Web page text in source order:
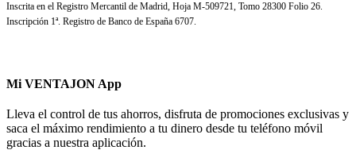
Inscrita en el Registro Mercantil de Madrid, Hoja M-509721, Tomo 28300 Folio 26.
Inscripción 1ª. Registro de Banco de España 6707.
Mi VENTAJON App
Lleva el control de tus ahorros, disfruta de promociones exclusivas y
saca el máximo rendimiento a tu dinero desde tu teléfono móvil
gracias a nuestra aplicación.